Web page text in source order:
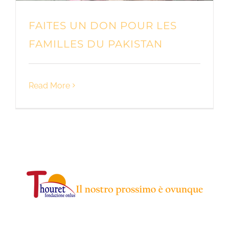
FAITES UN DON POUR LES
FAMILLES DU PAKISTAN
Read More